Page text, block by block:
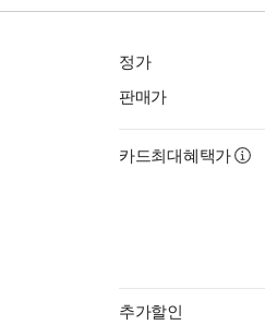
정가
판매가
카드최대혜택가
추가할인